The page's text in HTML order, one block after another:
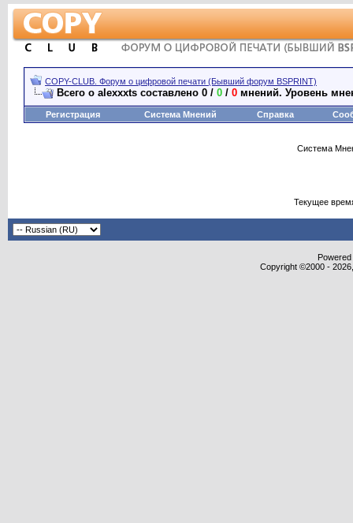
COPY-CLUB. Форум о цифровой печати (Бывший форум BSPRINT)
Всего о alexxxts составлено 0 / 0 / 0 мнений. Уровень
Регистрация Система Мнений Справка
Система
Текущее
Copyright ©2000 -